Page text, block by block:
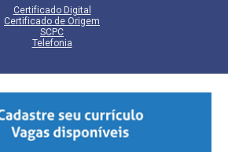
Certificado Digital
Certificado de Origem
SCPC
Telefonia